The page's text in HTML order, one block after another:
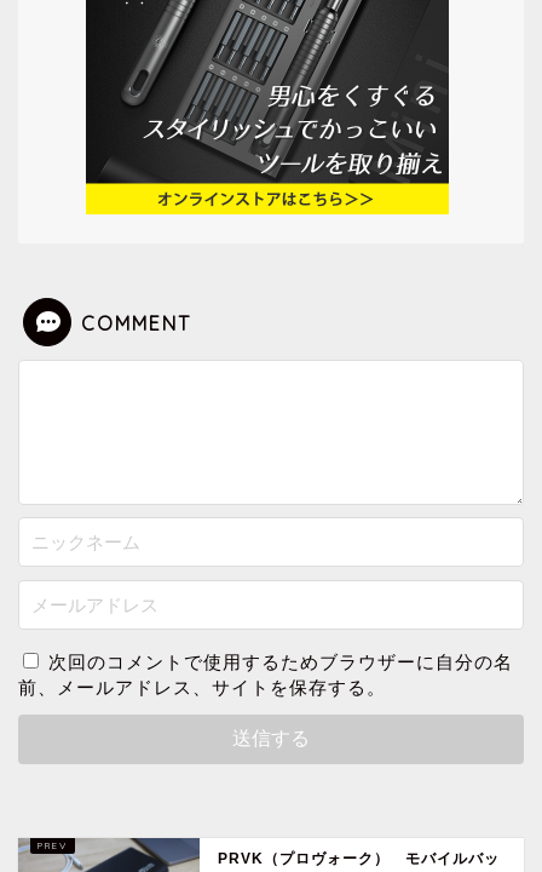
COMMENT
次回のコメントで使用するためブラウザーに自分の名
前、メールアドレス、サイトを保存する。
PRVK（プロヴォーク） モバイルバッ